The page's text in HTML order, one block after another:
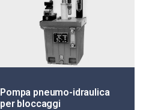
Pompa pneumo-idraulica
per bloccaggi